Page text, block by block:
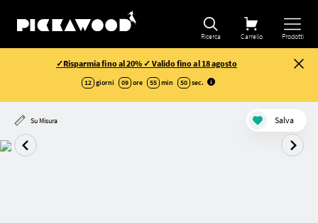
Ricerca Carrello Prodotti
✓Risparmia fino al 20% ✓ Valido fino al 18 agosto
12 giorni 09 ore 55 min 49 sec.
Su Misura Salva
Raffina la selezione